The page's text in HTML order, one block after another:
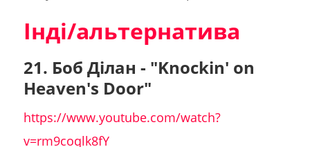
Інді/альтернатива
21. Боб Ділан - "Knockin' on
Heaven's Door"
https://www.youtube.com/watch?
v=rm9coqlk8fY